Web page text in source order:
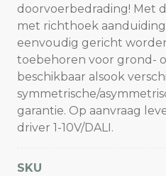
doorvoerbedrading! Met
met richthoek
eenvoudig gericht
toebehoren voor grond-
beschikbaar alsook
symmetrische/
garantie. Op aanvraag
driver 1-10V/DALI.
SKU